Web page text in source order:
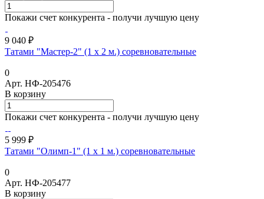
Покажи счет конкурента - получи лучшую цену
9 040 ₽
Татами "Мастер-2" (1 х 2 м.) соревновательные
0
Арт. НФ-205476
В корзину
Покажи счет конкурента - получи лучшую цену
5 999 ₽
Татами "Олимп-1" (1 х 1 м.) соревновательные
0
Арт. НФ-205477
В корзину